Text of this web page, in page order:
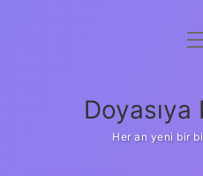
Yasal
Her an yeni bir